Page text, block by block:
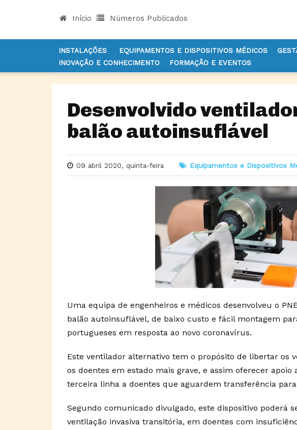
Início Números Publicados
INSTALAÇÕES EQUIPAMENTOS E DISPOSITIVOS MÉDICOS
INOVAÇÃO E CONHECIMENTO
FORMAÇÃO E EVENTOS
INÍCIO NOTÍCIAS EQUIPAMENTOS E DISPOSITIVOS MÉDICOS
Desenvolvido
balão autoinsuflável
09 abril 2020, quinta-feira Equipamentos e Dispositivos
Uma equipa de engenheiros e médicos desenvolveu o
balão autoinsuflável, de baixo custo e fácil montagem
portugueses em resposta ao novo coronavírus.
Este ventilador alternativo tem o propósito de libertar os
os doentes em estado mais grave, e assim oferecer apoio
terceira linha a doentes que aguardem transferência
Segundo comunicado divulgado, este dispositivo poderá
ventilação invasiva transitória, em doentes com